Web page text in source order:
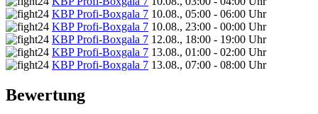
KBP Profi-Boxgala 7 10.08., 05:00 - 06:00 Uhr
KBP Profi-Boxgala 7 10.08., 23:00 - 00:00 Uhr
KBP Profi-Boxgala 7 12.08., 18:00 - 19:00 Uhr
KBP Profi-Boxgala 7 13.08., 01:00 - 02:00 Uhr
KBP Profi-Boxgala 7 13.08., 07:00 - 08:00 Uhr
Bewertung